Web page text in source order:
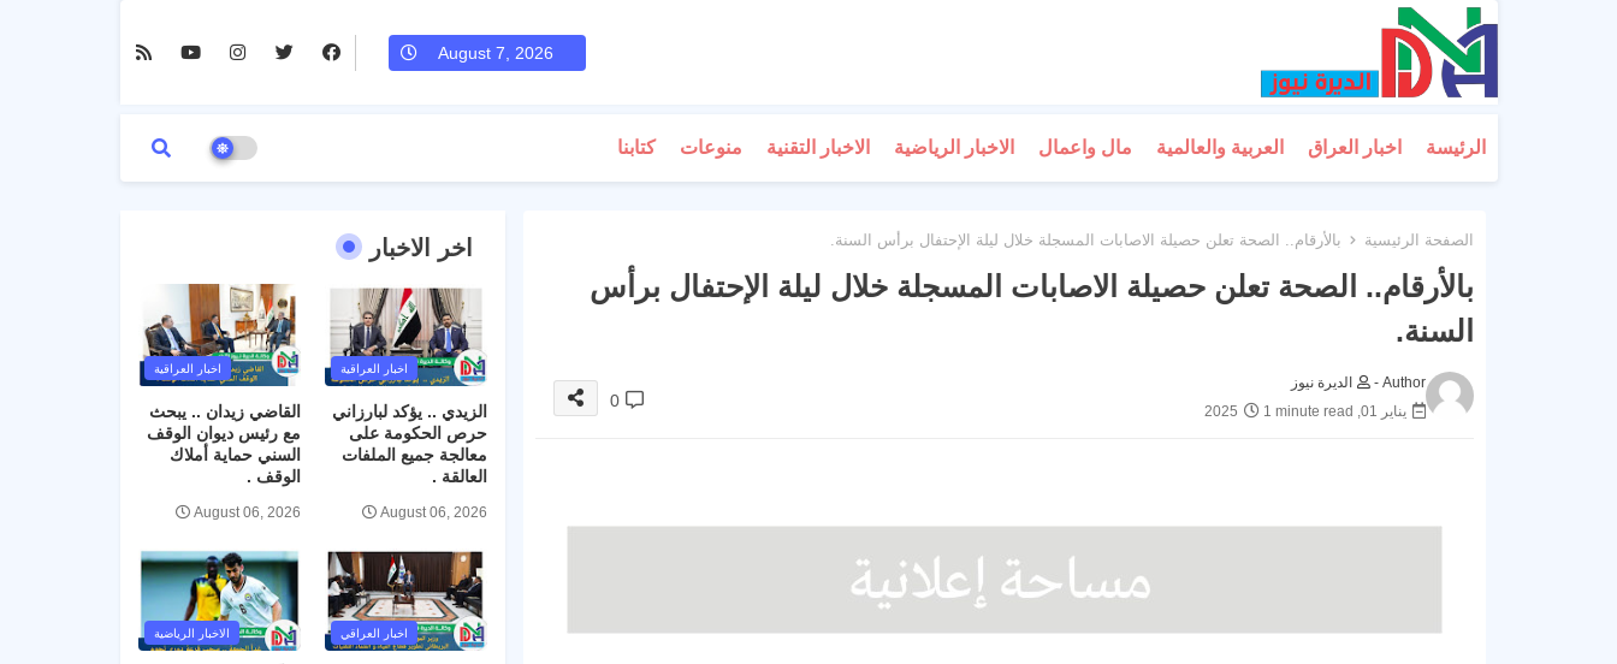
August 7, 2026
الرئيسة اخبار العراق العربية والعالمية مال واعمال الاخبار الرياضية الاخبار التقنية منوعات كتابنا
الصفحة الرئيسية بالأرقام.. الصحة تعلن حصيلة الاصابات المسجلة خلال ليلة الإحتفال برأس السنة.
بالأرقام.. الصحة تعلن حصيلة الاصابات المسجلة خلال ليلة الإحتفال برأس
السنة.
Author -
الديرة نيوز
يناير 01, 2025
1 minute read
0
اخر الاخبار
اخبار العراقية
الزيدي .. يؤكد لبارزاني
حرص الحكومة على
معالجة جميع الملفات
العالقة .
August 06, 2026
اخبار العراقية
القاضي زيدان .. يبحث
مع رئيس ديوان الوقف
السني حماية أملاك
الوقف .
August 06, 2026
اخبار العراقي الاخبار الرياضية